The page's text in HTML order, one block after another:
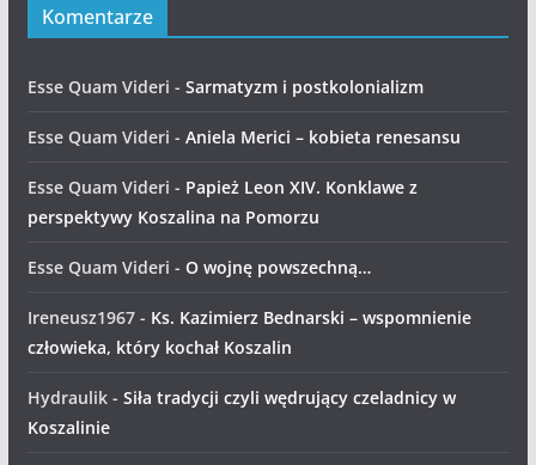
Komentarze
Esse Quam Videri - Sarmatyzm i postkolonializm
Esse Quam Videri - Aniela Merici – kobieta renesansu
Esse Quam Videri - Papież Leon XIV. Konklawe z
perspektywy Koszalina na Pomorzu
Esse Quam Videri - O wojnę powszechną…
Ireneusz1967- Ks. Kazimierz Bednarski – wspomnienie
człowieka, który kochał Koszalin
Hydraulik- Siła tradycji czyli wędrujący czeladnicy w
Koszalinie